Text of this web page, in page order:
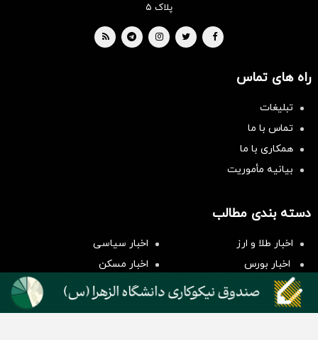
سرمایه گذاری
پلاک ۵
راه های تماس
تبلیغات
تماس با ما
همکاری با ما
بیانیه مأموریت
دسته بندی مطالب
اخبار طلا و ارز
اخبار سیاسی
اخبار بورس
اخبار مسکن
اخبار خودرو
اخبار تکنولوژی
اخبار تولید و تجارت